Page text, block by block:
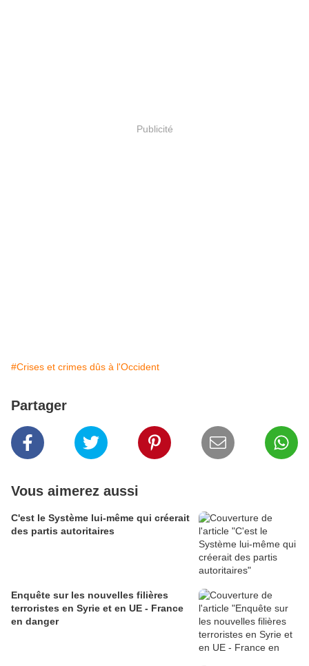
Publicité
#Crises et crimes dûs à l'Occident
Partager
Vous aimerez aussi
C'est le Système lui-même qui créerait
des partis autoritaires
Enquête sur les nouvelles filières
terroristes en Syrie et en UE - France
en danger